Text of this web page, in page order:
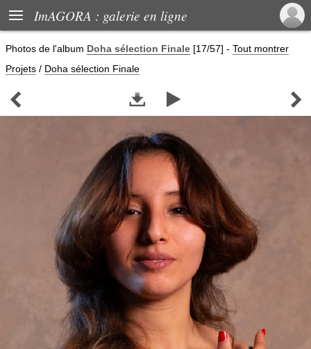
 ImAGORA : galerie en ligne
Photos de l'album Doha sélection Finale [17/57] - Tout montrer
Projets / Doha sélection Finale
   